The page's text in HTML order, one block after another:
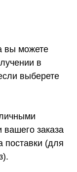
вы можете
в
выберете
вашего заказа
поставки (для